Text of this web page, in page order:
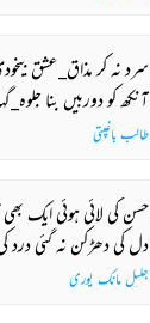
سرد نہ کر مذاق_عشق
آنکھ کو دوربیں بنا
طالب باغپتی
حسن کی لائی ہوئی ایک
دل کی دھڑکن نہ گئی درد
جلیل مانک پوری